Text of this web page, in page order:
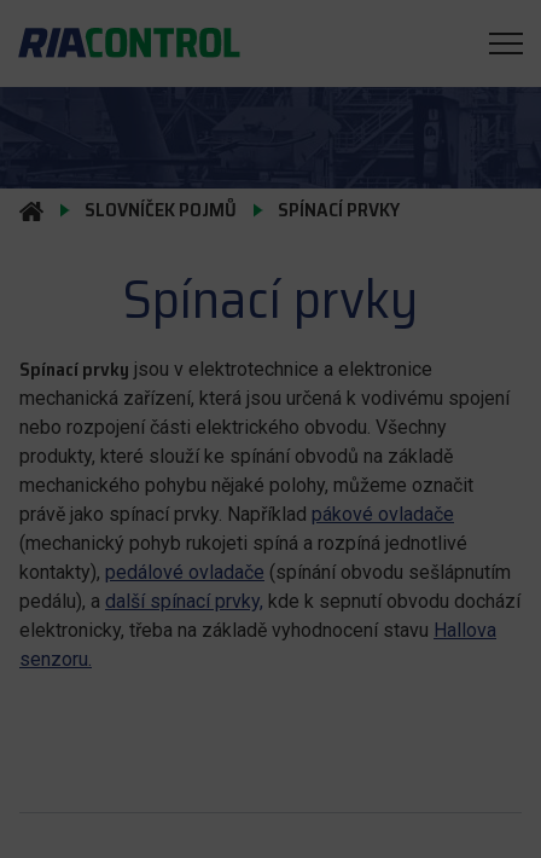
SLOVNÍČEK POJMŮ SPÍNACÍ PRVKY
Spínací prvky
Spínací prvky jsou v elektrotechnice a elektronice
mechanická zařízení, která jsou určená k vodivému spojení
nebo rozpojení části elektrického obvodu. Všechny
produkty, které slouží ke spínání obvodů na základě
mechanického pohybu nějaké polohy, můžeme označit
právě jako spínací prvky. Například pákové ovladače
(mechanický pohyb rukojeti spíná a rozpíná jednotlivé
kontakty), pedálové ovladače (spínání obvodu sešlápnutím
pedálu), a další spínací prvky, kde k sepnutí obvodu dochází
elektronicky, třeba na základě vyhodnocení stavu Hallova
senzoru.